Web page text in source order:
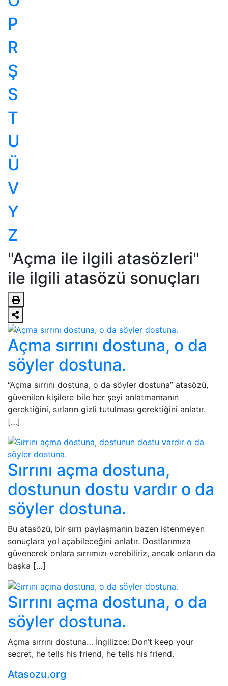
P
R
Ş
S
T
U
Ü
V
Y
Z
"Açma ile ilgili atasözleri"
ile ilgili atasözü sonuçları
Açma sırrını dostuna, o da
söyler dostuna.
“Açma sırrını dostuna, o da söyler dostuna” atasözü,
güvenilen kişilere bile her şeyi anlatmamanın
gerektiğini, sırların gizli tutulması gerektiğini anlatır.
[…]
Sırrını açma dostuna,
dostunun dostu vardır o da
söyler dostuna.
Bu atasözü, bir sırrı paylaşmanın bazen istenmeyen
sonuçlara yol açabileceğini anlatır. Dostlarımıza
güvenerek onlara sırrımızı verebiliriz, ancak onların da
başka […]
Sırrını açma dostuna, o da
söyler dostuna.
Açma sırrını dostuna… İngilizce: Don’t keep your
secret, he tells his friend, he tells his friend.
Atasozu.org